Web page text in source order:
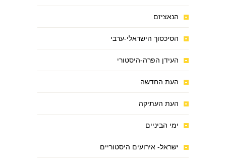
הנאציזם
הסיכסוך הישראלי-ערבי
העידן הפרה-היסטורי
העת החדשה
העת העתיקה
ימי הביניים
ישראל- אירועים היסטוריים